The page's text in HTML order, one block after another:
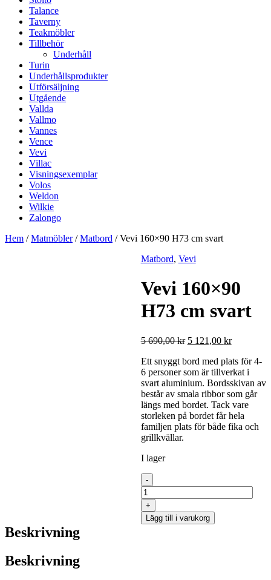
Talance
Taverny
Teakmöbler
Tillbehör
Underhåll
Turin
Underhållsprodukter
Utförsäljning
Utgående
Vallda
Vallmo
Vannes
Vence
Vevi
Villac
Visningsexemplar
Volos
Weldon
Wilkie
Zalongo
Hem /Matmöbler/Matbord / Vevi 160×90 H73 cm svart
Matbord, Vevi
Vevi 160×90
H73 cm svart
5 690,00kr Det
priset
var:
5
690,00 kr.
5 121,00 krDet
priset
är:
5
121,00 kr.
Ett snyggt bord med plats för 4-
6 personer som är tillverkat i
svart aluminium. Bordsskivan av
består av smala ribbor som går
längs med bordet. Tack vare
storleken på bordet får hela
familjen plats för både fika och
grillkvällar.
I lager
- Vevi
160x90
H73
cm
svart
+
Lägg till i varukorg
Beskrivning
Beskrivning